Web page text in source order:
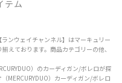
テム
ンウェイチャンネル】はマーキュリー
えております。商品カテゴリーの他、
）のカーディガン/ボレロが探
MERCURYDUO）カーディガン/ボレロ